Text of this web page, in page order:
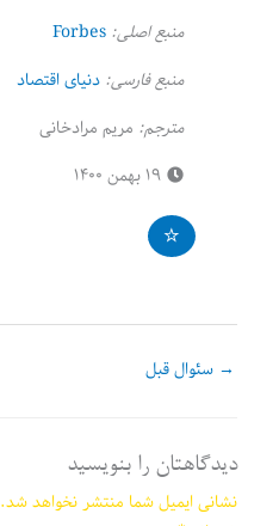
منبع اصلی: Forbes
منبع فارسی: دنیای اقتصاد
مترجم: مریم مرادخانی
→ سئوال قبل
دیدگاهتان را بنویسید
نشانی ایمیل شما منتشر نخواهد شد.